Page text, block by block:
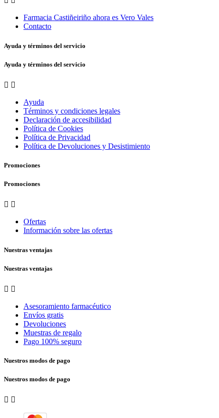
Farmacia Castiñeiriño ahora es Vero Vales
Contacto
Ayuda y términos del servicio
Ayuda y términos del servicio
 
Ayuda
Términos y condiciones legales
Declaración de accesibilidad
Política de Cookies
Política de Privacidad
Política de Devoluciones y Desistimiento
Promociones
Promociones
 
Ofertas
Información sobre las ofertas
Nuestras ventajas
Nuestras ventajas
 
Asesoramiento farmacéutico
Envíos gratis
Devoluciones
Muestras de regalo
Pago 100% seguro
Nuestros modos de pago
Nuestros modos de pago
 